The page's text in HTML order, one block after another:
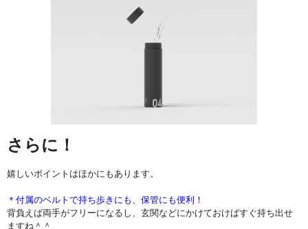
さらに！
嬉しいポイントはほかにもあります。
＊付属のベルトで持ち歩きにも、保管にも便利！
背負えば両手がフリーになるし、玄関などにかけておけばすぐ持ち出せ
ますね＾＾